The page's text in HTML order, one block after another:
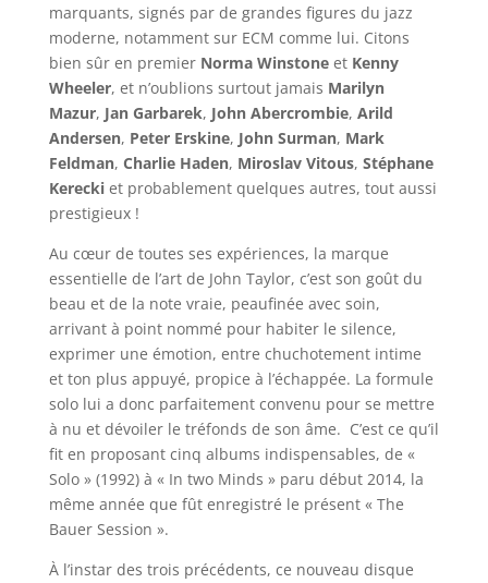
marquants, signés par de grandes figures du jazz
moderne, notamment sur ECM comme lui. Citons
bien sûr en premier Norma Winstone et Kenny
Wheeler, et n’oublions surtout jamais Marilyn
Mazur, Jan Garbarek, John Abercrombie, Arild
Andersen, Peter Erskine, John Surman, Mark
Feldman, Charlie Haden, Miroslav Vitous, Stéphane
Kereckiet probablement quelques autres, tout aussi
prestigieux !
Au cœur de toutes ses expériences, la marque
essentielle de l’art de John Taylor, c’est son goût du
beau et de la note vraie, peaufinée avec soin,
arrivant à point nommé pour habiter le silence,
exprimer une émotion, entre chuchotement intime
et ton plus appuyé, propice à l’échappée. La formule
solo lui a donc parfaitement convenu pour se mettre
à nu et dévoiler le tréfonds de son âme. C’est ce qu’il
fit en proposant cinq albums indispensables, de «
Solo » (1992) à « In two Minds » paru début 2014, la
même année que fût enregistré le présent « The
Bauer Session ».
À l’instar des trois précédents, ce nouveau disque